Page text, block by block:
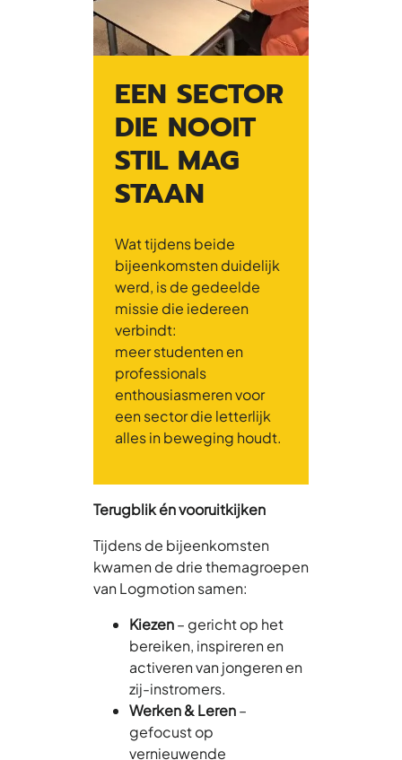
EEN SECTOR
DIE NOOIT
STIL MAG
STAAN
Wat tijdens beide
bijeenkomsten duidelijk
werd, is de gedeelde
missie die iedereen
verbindt:
meer studenten en
professionals
enthousiasmeren voor
een sector die letterlijk
alles in beweging houdt.
Terugblik én vooruitkijken
Tijdens de bijeenkomsten
kwamen de drie themagroepen
van Logmotion samen:
Kiezen– gericht op het
bereiken, inspireren en
activeren van jongeren en
zij-instromers.
Werken & Leren–
gefocust op
vernieuwende